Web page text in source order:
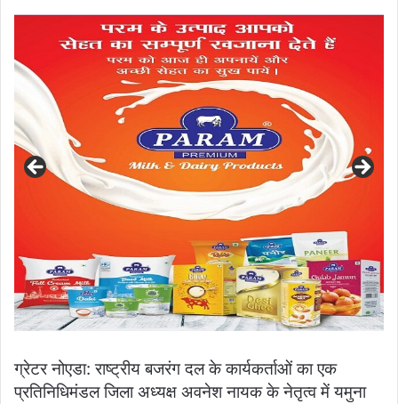
email
ग्रेटर नोएडा: राष्ट्रीय बजरंग दल के कार्यकर्ताओं का एक
प्रतिनिधिमंडल जिला अध्यक्ष अवनेश नायक के नेतृत्व में यमुना